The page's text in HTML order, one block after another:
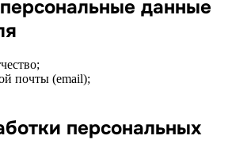
данные
почты (email);
персональных